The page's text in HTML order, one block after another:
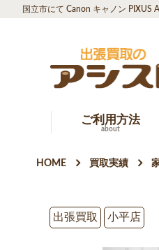
国立市にて Canon キャノン PIXUS
ご利用方法
about
HOME 買取実績
出張買取
小平店